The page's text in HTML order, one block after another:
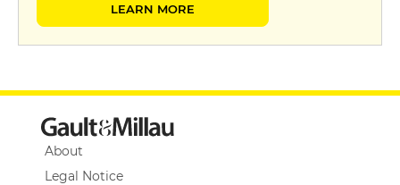
LEARN MORE
About
Legal Notice